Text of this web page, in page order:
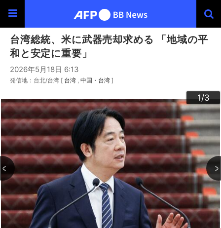
台湾総統、米に武器売却求める 「地域の平
和と安定に重要」
2026年5月18日 6:13
発信地：台北/台湾 [ 台湾 中国・台湾 ]
1/3
2/3
3/3